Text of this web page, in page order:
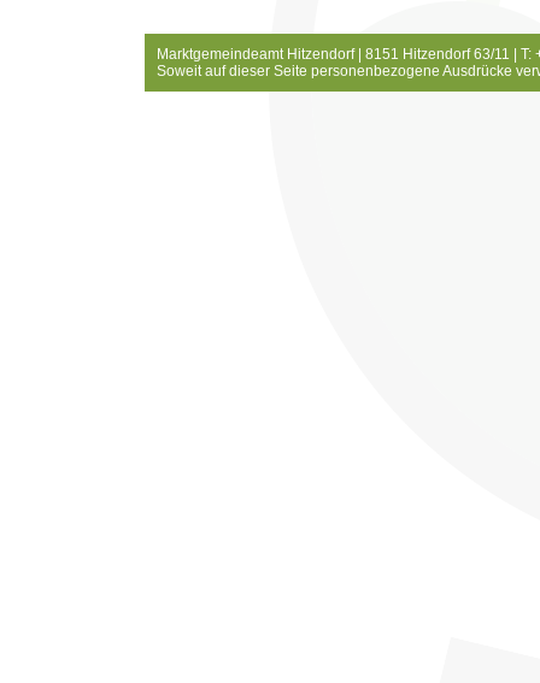
Marktgemeindeamt Hitzendorf | 8151 Hitzendorf 63/11 |
Soweit auf dieser Seite personenbezogene Ausdrücke